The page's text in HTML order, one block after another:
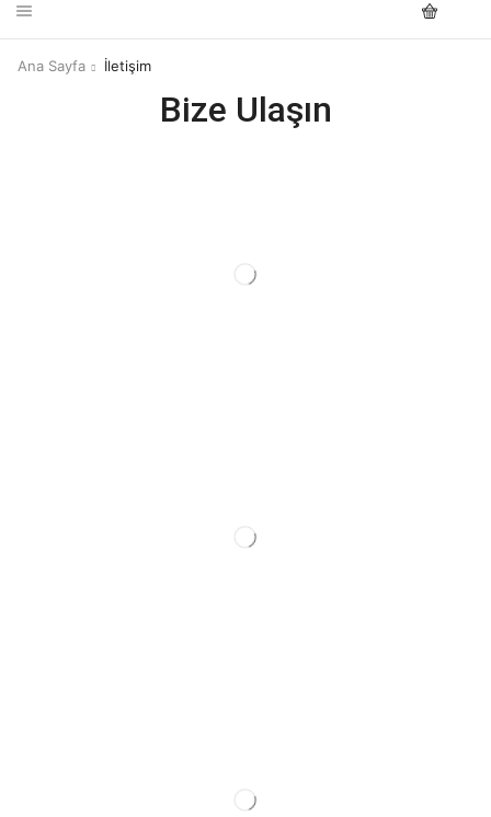
Ana Sayfa İletişim
Bize Ulaşın